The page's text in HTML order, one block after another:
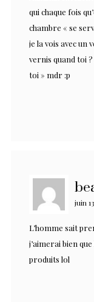
qui chaque fois
chambre « se
je la vois avec un
vernis quand toi ?
toi » mdr :p
juin
L’homme sait
j’aimerai bien
produits lol